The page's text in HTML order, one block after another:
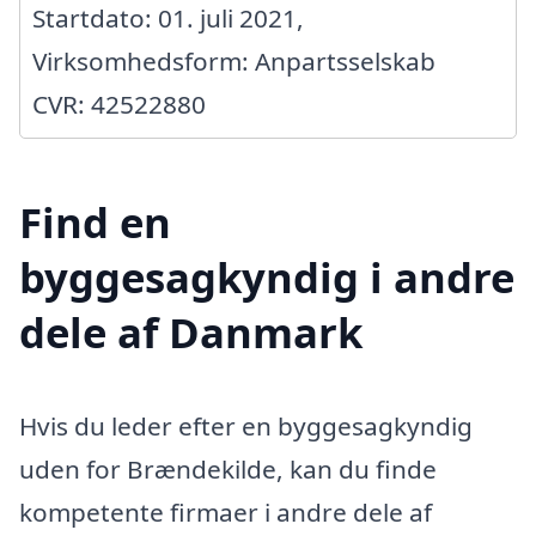
Startdato: 01. juli 2021,
Virksomhedsform: Anpartsselskab
CVR: 42522880
Find en
byggesagkyndig i andre
dele af Danmark
Hvis du leder efter en byggesagkyndig
uden for Brændekilde, kan du finde
kompetente firmaer i andre dele af